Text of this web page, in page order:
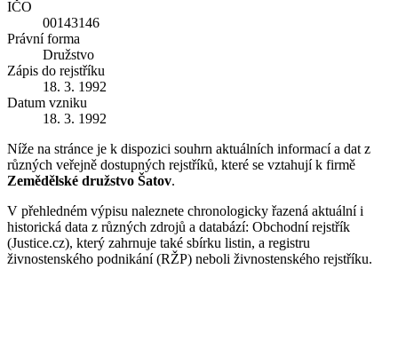
IČO
00143146
Právní forma
Družstvo
Zápis do rejstříku
18. 3. 1992
Datum vzniku
18. 3. 1992
Níže na stránce je k dispozici souhrn aktuálních informací a dat z
různých veřejně dostupných rejstříků, které se vztahují k firmě
Zemědělské družstvo Šatov.
V přehledném výpisu naleznete chronologicky řazená aktuální i
historická data z různých zdrojů a databází: Obchodní rejstřík
(Justice.cz), který zahrnuje také sbírku listin, a registru
živnostenského podnikání (RŽP) neboli živnostenského rejstříku.